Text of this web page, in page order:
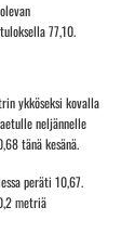
77,10.
ykköseksi kovalla
neljännelle
tänä kesänä.
peräti 10,67.
metriä